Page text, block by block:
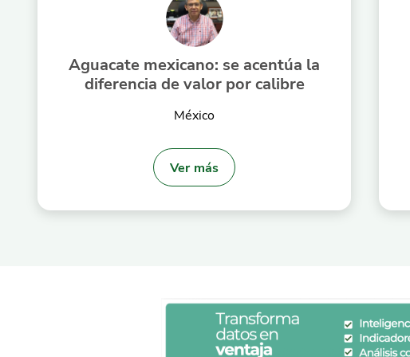
Aguacate mexicano: se acentúa la
diferencia de valor por calibre
México
Ver más